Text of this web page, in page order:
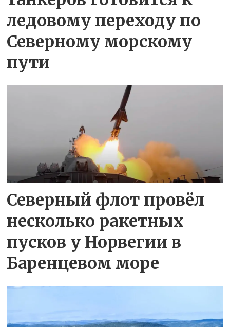
ледовому переходу по
Северному морскому
пути
Северный флот провёл
несколько ракетных
пусков у Норвегии в
Баренцевом море